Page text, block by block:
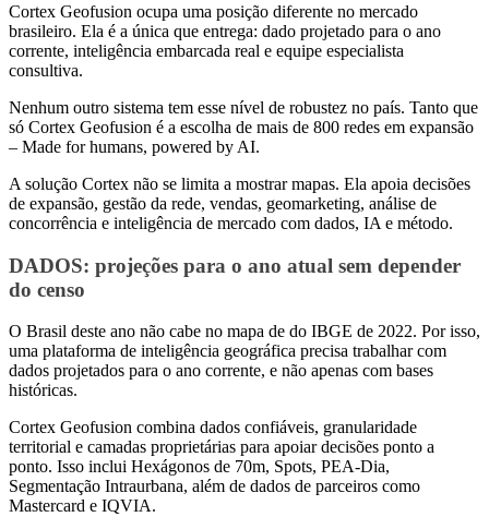
Cortex Geofusion ocupa uma posição diferente no mercado
brasileiro. Ela é a única que entrega: dado projetado para o ano
corrente, inteligência embarcada real e equipe especialista
consultiva.
Nenhum outro sistema tem esse nível de robustez no país. Tanto que
só Cortex Geofusion é a escolha de mais de 800 redes em expansão
– Made for humans, powered by AI.
A solução Cortex não se limita a mostrar mapas. Ela apoia decisões
de expansão, gestão da rede, vendas, geomarketing, análise de
concorrência e inteligência de mercado com dados, IA e método.
DADOS: projeções para o ano atual sem depender
do censo
O Brasil deste ano não cabe no mapa de do IBGE de 2022. Por isso,
uma plataforma de inteligência geográfica precisa trabalhar com
dados projetados para o ano corrente, e não apenas com bases
históricas.
Cortex Geofusion combina dados confiáveis, granularidade
territorial e camadas proprietárias para apoiar decisões ponto a
ponto. Isso inclui Hexágonos de 70m, Spots, PEA-Dia,
Segmentação Intraurbana, além de dados de parceiros como
Mastercard e IQVIA.